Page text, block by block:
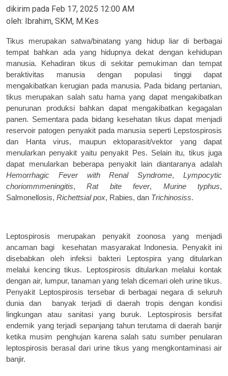
dikirim pada Feb 17, 2025 12:00 AM
oleh:
Ibrahim, SKM, M.Kes
Tikus merupakan satwa/binatang yang hidup liar di berbagai
tempat bahkan ada yang hidupnya dekat dengan kehidupan
manusia. Kehadiran tikus di sekitar pemukiman dan tempat
beraktivitas manusia dengan populasi tinggi dapat
mengakibatkan kerugian pada manusia. Pada bidang pertanian,
tikus merupakan salah satu hama yang dapat mengakibatkan
penurunan produksi bahkan dapat mengakibatkan kegagalan
panen. Sementara pada bidang kesehatan tikus dapat menjadi
reservoir patogen penyakit pada manusia seperti Lepstospirosis
dan Hanta virus, maupun ektoparasit/vektor yang dapat
menularkan penyakit yaitu penyakit Pes. Selain itu, tikus juga
dapat menularkan beberapa penyakit lain diantaranya adalah
Hemorrhagic Fever with Renal Syndrome,Lympocytic
choriommmeningitis,Rat bite fever, Murinetyphus,
Salmonellosis, Richettsial pox, Rabies, dan Trichinosiss.
Leptospirosis merupakanpenyakit zoonosa yang menjadi
ancaman bagi
kesehatan masyarakat Indonesia. Penyakit ini
disebabkan oleh infeksi bakteri Leptospira yang ditularkan
melalui kencing tikus. Leptospirosis ditularkan melalui kontak
dengan air, lumpur, tanaman yang telah dicemari oleh urinetikus.
Penyakit Leptospirosis tersebar di berbagai negara di seluruh
duniadan banyak
terjadi di daerah tropis dengan kondisi
lingkungan
atau sanitasi yang buruk. Leptospirosis bersifat
endemik yang terjadi sepanjang tahun terutama di daerah banjir
ketika musim penghujan karena salah satu sumber penularan
leptospirosis berasal dari urine tikus yang mengkontaminasi air
banjir.